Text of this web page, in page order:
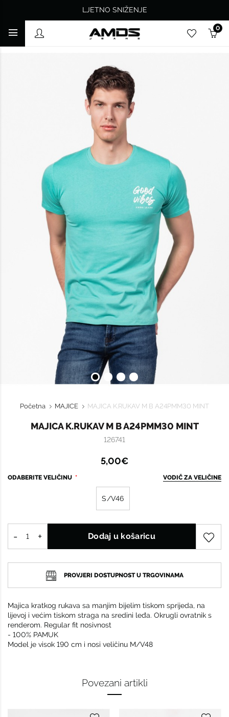
LJETNO SNIŽENJE
0
Početna MAJICE MAJICA K.RUKAV M B A24PMM30 MINT
MAJICA K.RUKAV M B A24PMM30 MINT
126741
5,00€
ODABERITE VELIČINU VODIČ ZA VELIČINE
S/V46
Dodaj u košaricu
PROVJERI DOSTUPNOST U TRGOVINAMA
Majica kratkog rukava sa manjim bijelim tiskom sprijeda, na
lijevoj i većim tiskom straga na sredini leđa. Okrugli ovratnik s
renderom. Regular fit nosivnost
- 100% PAMUK
Model je visok 190 cm i nosi veličinu M/V48
Povezani artikli